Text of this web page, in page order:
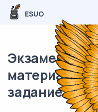
ESUO
материал
задание (24)